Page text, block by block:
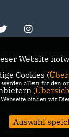
Bochum
Website
Cookies (
allein für den
(
binden wir
Auswahl